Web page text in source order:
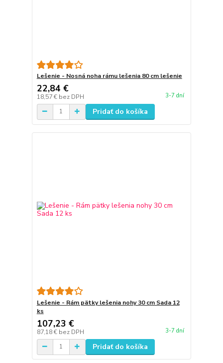
Lešenie - Nosná noha rámu lešenia 80 cm lešenie
22,84 €
18,57 € bez DPH 3-7 dní
Pridať do košíka
Lešenie - Rám pätky lešenia nohy 30 cm Sada 12
ks
107,23 €
87,18 € bez DPH 3-7 dní
Pridať do košíka